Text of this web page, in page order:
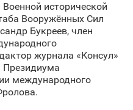
исторической
Вооружённых Сил
Букреев, член
журнала «Консул»
Президиума
международного